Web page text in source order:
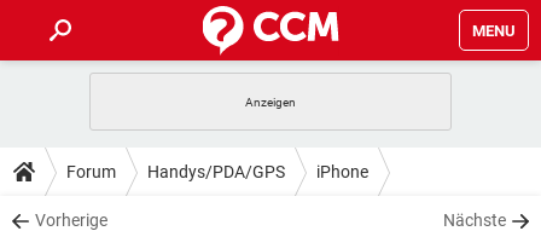
MENU
ANDROID IOS
WINDOWS 10
TIPPS & TRICKS
SPIELE STREAMING
DOWNLOADS
Forum Handys/PDA/GPS iPhone
Vorherige Nächste